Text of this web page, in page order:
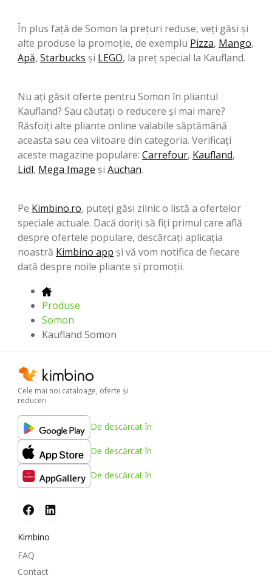
În plus față de Somon la prețuri reduse, veți găsi și
alte produse la promoție, de exemplu Pizza, Mango,
Apă, Starbucks şi LEGO, la preț special la Kaufland.
Nu ați găsit oferte pentru Somon în pliantul
Kaufland? Sau căutați o reducere și mai mare?
Răsfoiți alte pliante online valabile săptămână
aceasta sau cea viitoare din categoria. Verificați
aceste magazine populare: Carrefour, Kaufland,
Lidl, Mega Image şi Auchan.
Pe Kimbino.ro, puteți găsi zilnic o listă a ofertelor
speciale actuale. Dacă doriți să fiți primul care află
despre ofertele populare, descărcați aplicația
noastră Kimbino app și vă vom notifica de fiecare
dată despre noile pliante și promoții.
Produse
Somon
Kaufland Somon
Cele mai noi cataloage, oferte şi
reduceri
De descărcat în
De descărcat în
De descărcat în
Kimbino
FAQ
Contact